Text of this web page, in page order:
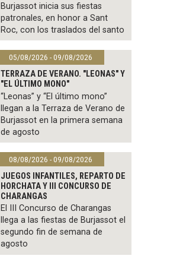
Burjassot inicia sus fiestas
patronales, en honor a Sant
Roc, con los traslados del santo
05/08/2026 - 09/08/2026
TERRAZA DE VERANO. "LEONAS" Y
"EL ÚLTIMO MONO"
“Leonas” y “El último mono”
llegan a la Terraza de Verano de
Burjassot en la primera semana
de agosto
08/08/2026 - 09/08/2026
JUEGOS INFANTILES, REPARTO DE
HORCHATA Y III CONCURSO DE
CHARANGAS
El III Concurso de Charangas
llega a las fiestas de Burjassot el
segundo fin de semana de
agosto